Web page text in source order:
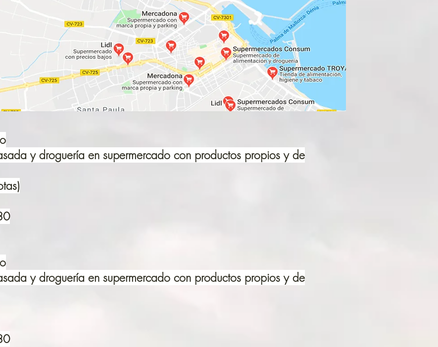
y droguería en supermercado con productos propios y de
y droguería en supermercado con productos propios y de